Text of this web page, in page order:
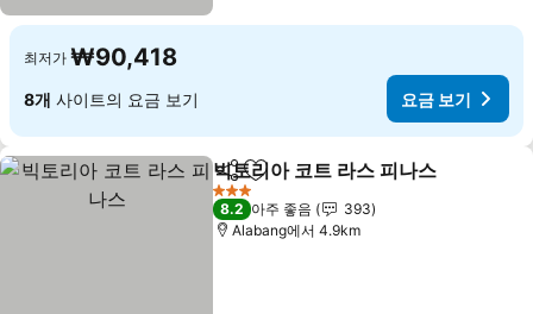
최저가 ₩90,418
8개 사이트의 요금 보기 요금 보기
공유 즐겨찾기에 추가
빅토리아 코트 라스 피나스
3 성급
8.2 아주 좋음
393
Alabang에서 4.9km